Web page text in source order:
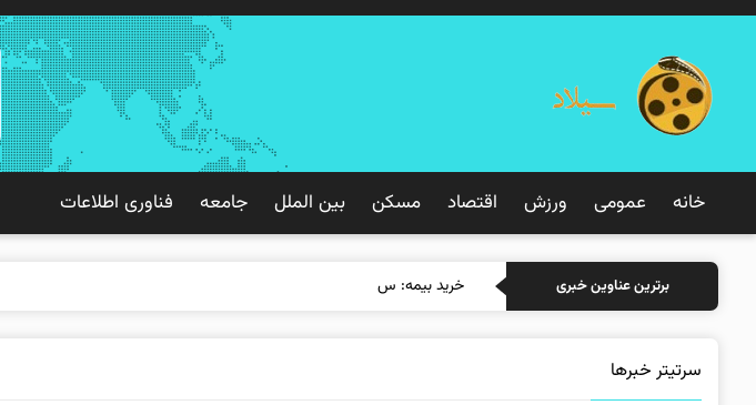
خانه عمومی ورزش اقتصاد مسکن بین الملل جامعه فناوری اطلاعات
برترین عناوین خبری خرید بیمه: سنتی یا آنلاین؟ کدامیک تجرب
سرتیتر خبرها